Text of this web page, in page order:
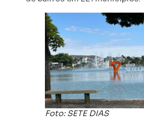
Foto: SETE DIAS